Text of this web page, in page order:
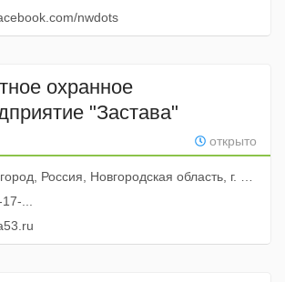
nwdots
охранное
"Застава"
открыто
Новгородская область, г. Великий Новгород, ул. Зелинского, д. 9Б
...